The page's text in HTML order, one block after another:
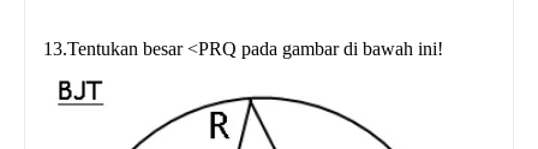
13.Tentukan besar <PRQ pada gambar di bawah ini!